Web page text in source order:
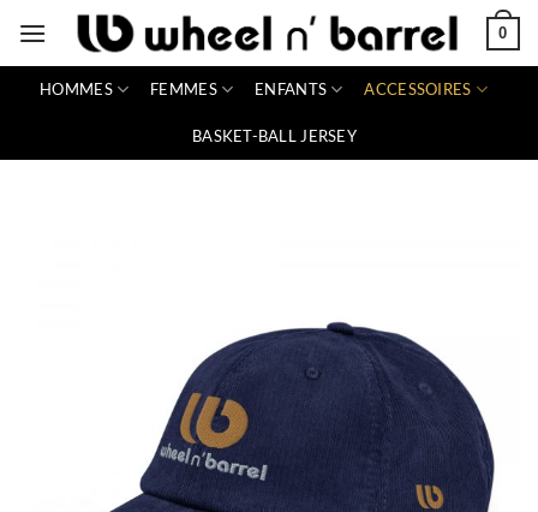
0
HOMMES FEMMES ENFANTS ACCESSOIRES
BASKET-BALL JERSEY